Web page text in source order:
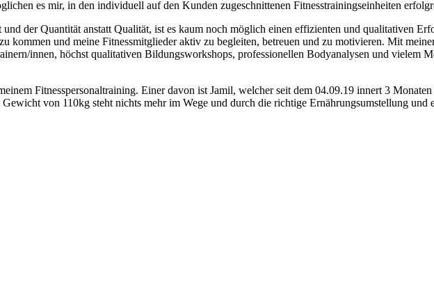
es mir, in den individuell auf den Kunden zugeschnittenen Fitnesstrainingseinheiten
der Quantität anstatt Qualität, ist es kaum noch möglich einen effizienten und qualitativen
kommen und meine Fitnessmitglieder aktiv zu begleiten, betreuen und zu motivieren. Mit
innen, höchst qualitativen Bildungsworkshops, professionellen Bodyanalysen und vielem
Fitnesspersonaltraining. Einer davon ist Jamil, welcher seit dem 04.09.19 innert 3
von 110kg steht nichts mehr im Wege und durch die richtige Ernährungsumstellung und